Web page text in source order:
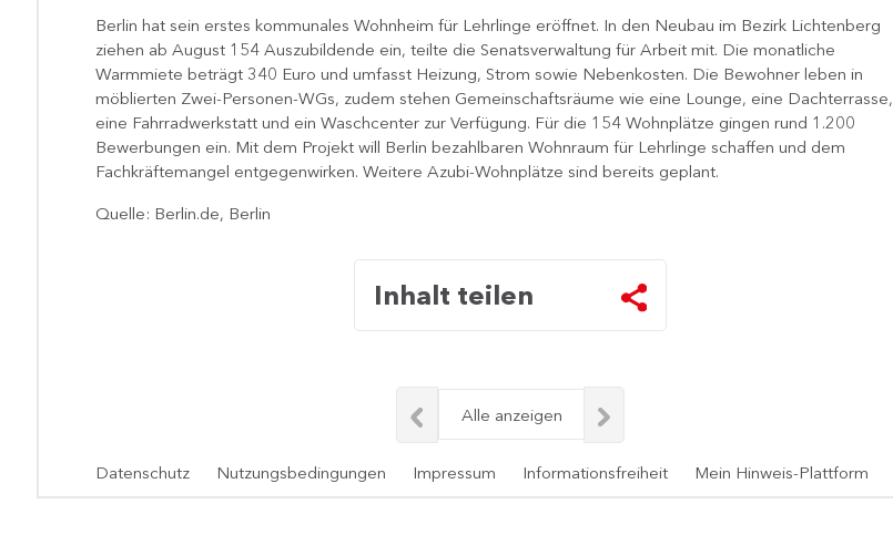
​Berlin hat sein erstes kommunales Wohnheim für Lehrlinge eröffnet. In den Neubau im Bezirk Lichtenberg
ziehen ab August 154 Auszubildende ein, teilte die Senatsverwaltung für Arbeit mit. Die monatliche
Warmmiete beträgt 340 Euro und umfasst Heizung, Strom sowie Nebenkosten. Die Bewohner leben in
möblierten Zwei-Personen-WGs, zudem stehen Gemeinschaftsräume wie eine Lounge, eine Dachterrasse,
eine Fahrradwerkstatt und ein Waschcenter zur Verfügung. Für die 154 Wohnplätze gingen rund 1.200
Bewerbungen ein. Mit dem Projekt will Berlin bezahlbaren Wohnraum für Lehrlinge schaffen und dem
Fachkräftemangel entgegenwirken. Weitere Azubi-Wohnplätze sind bereits geplant.
Quelle: Berlin.de, Berlin
Inhalt teilen
Alle anzeigen
Datenschutz Nutzungsbedingungen Impressum Informationsfreiheit Mein Hinweis-Plattform